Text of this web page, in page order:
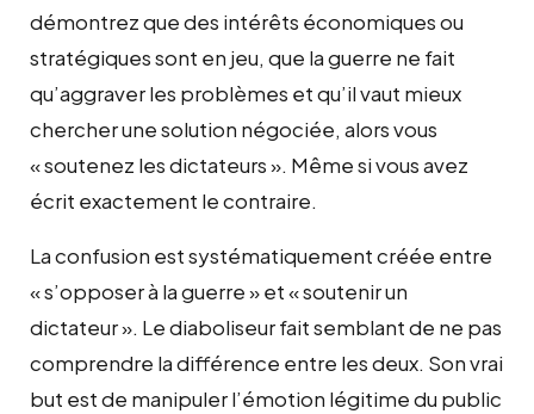
démontrez que des intérêts économiques ou
stratégiques sont en jeu, que la guerre ne fait
qu’aggraver les problèmes et qu’il vaut mieux
chercher une solution négociée, alors vous
« soutenez les dictateurs ». Même si vous avez
écrit exactement le contraire.
La confusion est systématiquement créée entre
« s’opposer à la guerre » et « soutenir un
dictateur ». Le diaboliseur fait semblant de ne pas
comprendre la différence entre les deux. Son vrai
but est de manipuler l’émotion légitime du public